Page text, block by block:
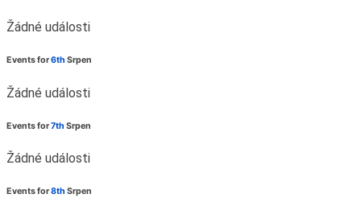
Žádné události
Events for6th Srpen
Žádné události
Events for7th Srpen
Žádné události
Events for8th Srpen